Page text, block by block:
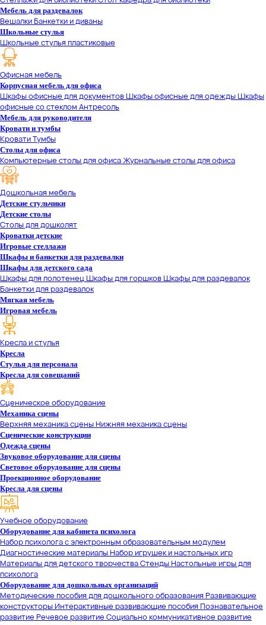
Мебель для раздевалок
ВешалкиБанкетки и диваны
Школьные стулья
Школьные стулья пластиковые
Офисная мебель
Корпусная мебель для офиса
Шкафы офисные для документовШкафы офисные для одеждыШкафы
офисные со стеклом Антресоль
Мебель для руководителя
Кровати и тумбы
КроватиТумбы
Столы для офиса
Компьютерные столы для офисаЖурнальные столы для офиса
Дошкольная мебель
Детские стульчики
Детские столы
Столы для дошколят
Кроватки детские
Игровые стеллажи
Шкафы и банкетки для раздевалки
Шкафы для детского сада
Шкафы для полотенецШкафы для горшковШкафы для раздевалок
Банкетки для раздевалок
Мягкая мебель
Игровая мебель
Кресла и стулья
Кресла
Стулья для персонала
Кресла для совещаний
Сценическое оборудование
Механика сцены
Верхняя механика сценыНижняя механика сцены
Сценические конструкции
Одежда сцены
Звуковое оборудование для сцены
Световое оборудование для сцены
Проекционное оборудование
Кресла для сцены
Учебное оборудование
Оборудование для кабинета психолога
Набор психолога с электронным образовательным модулем
Диагностические материалыНабор игрушек и настольных игр
Материалы для детского творчестваСтендыНастольные игры для
психолога
Оборудование для дошкольных организаций
Методические пособия для дошкольного образованияРазвивающие
конструкторы Интерактивные развивающие пособияПознавательное
развитие Речевое развитие Социально коммуникативное развитие